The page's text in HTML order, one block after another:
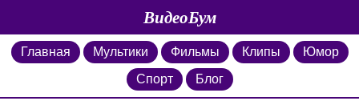
ВидеоБум
Главная Мультики Фильмы Клипы
Юмор
Спорт
Блог